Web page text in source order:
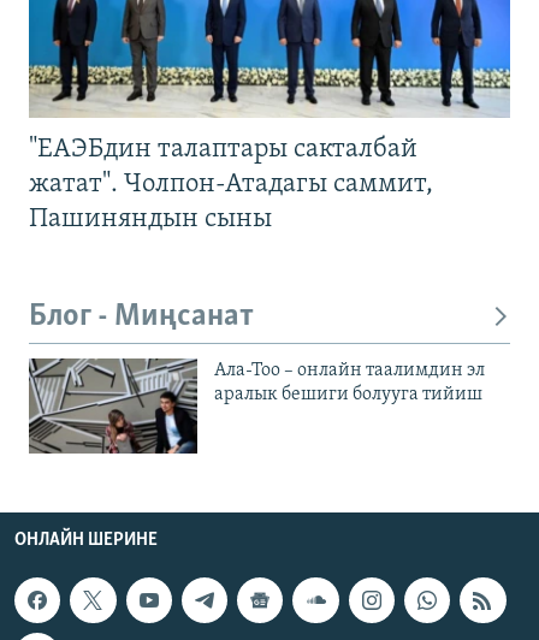
"ЕАЭБдин талаптары сакталбай
жатат". Чолпон-Атадагы саммит,
Пашиняндын сыны
Блог - Миңсанат
Ала-Тоо – онлайн таалимдин эл
аралык бешиги болууга тийиш
ОНЛАЙН ШЕРИНЕ